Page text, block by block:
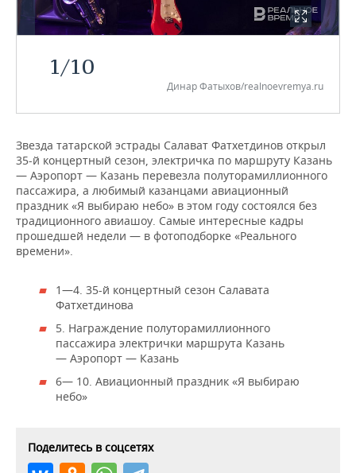
НЕФТЕХИМИЯ
ЭНЕРГЕТИКА
РОЗНИЧНАЯ ТОРГОВЛЯ
ТРАНСПОРТ
НОВОСТИ ТЕХНОЛОГИЙ
ТЕЛЕКОММУНИКАЦИИ
МЕРОПРИЯТИЯ
НОВОСТИ МЕРОПРИЯТИЙ
БИЗНЕС-БРАНЧИ
ONLINE-КОНФЕРЕНЦИИ
ОТКРЫТАЯ ЛЕКЦИЯ
СПОРТ
ФУТБОЛ
ХОККЕЙ
БАСКЕТБОЛ
ВОЛЕЙБОЛ
КИБЕРСПОРТ
ФИГУРНОЕ КАТАНИЕ
ВОДНЫЕ ВИДЫ СПОРТА
ХОККЕЙ С МЯЧОМ
НОВОСТИ ОБЩЕСТВА
ВЛАСТЬ
ИНФРАСТРУКТУРА
ИСТОРИЯ
КУЛЬТУРА
МЕДИЦИНА
ОБРАЗОВАНИЕ
ПРОИСШЕСТВИЯ
ФОТОГАЛЕРЕЯ
СЮЖЕТЫ
СПРАВОЧНИК
СПИСОК ПЕРСОН
СПИСОК КОМПАНИЙ
ПОЛНАЯ ВЕРСИЯ
1/10
Динар Фатыхов/realnoevremya.ru
Звезда татарской эстрады Салават Фатхетдинов открыл
35-й концертный сезон, электричка по маршруту Казань
— Аэропорт — Казань перевезла полуторамиллионного
пассажира, а любимый казанцами авиационный
праздник «Я выбираю небо» в этом году состоялся без
традиционного авиашоу. Самые интересные кадры
прошедшей недели — в фотоподборке «Реального
времени».
1—4. 35-й концертный сезон Салавата
Фатхетдинова
5. Награждение полуторамиллионного
пассажира электрички маршрута Казань
— Аэропорт — Казань
6— 10. Авиационный праздник «Я выбираю
небо»
Поделитесь в соцсетях